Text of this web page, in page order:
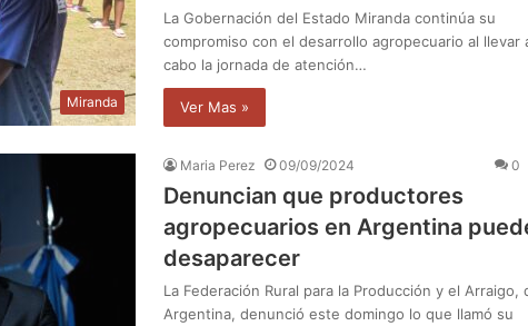
Miranda
La Gobernación del Estado Miranda continúa su
compromiso con el desarrollo agropecuario al llevar
cabo la jornada de atención…
Ver Mas »
Maria Perez 09/09/2024 0
Denuncian que productores
agropecuarios en Argentina
desaparecer
La Federación Rural para la Producción y el Arraigo,
Argentina, denunció este domingo lo que llamó su